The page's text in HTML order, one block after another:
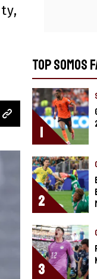
TOP SOMOS
1
2
3